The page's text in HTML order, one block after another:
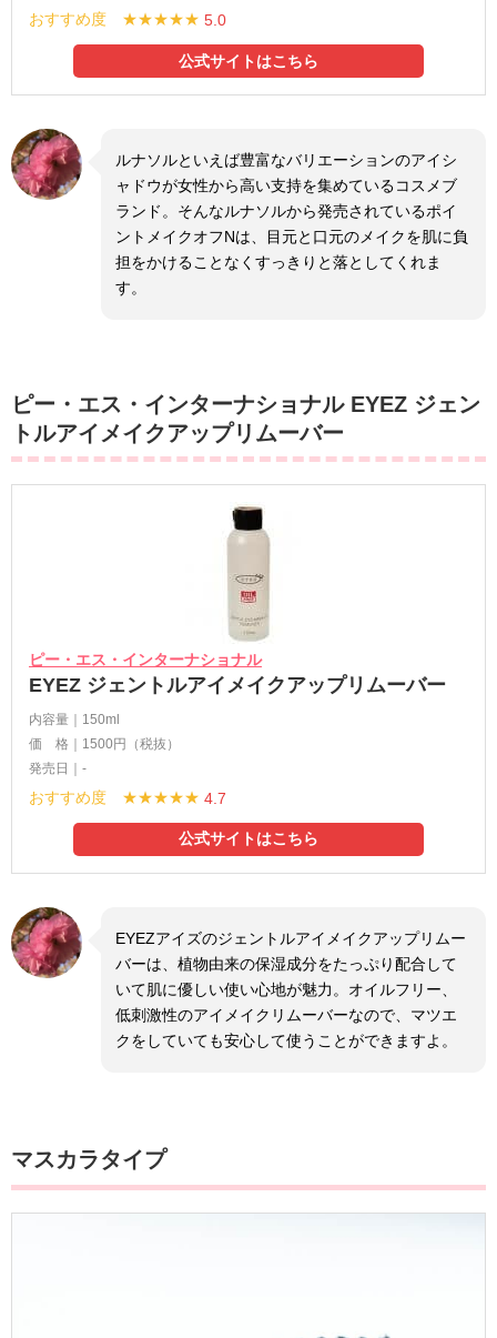
おすすめ度 ★★★★★ 5.0
公式サイトはこちら
ルナソルといえば豊富なバリエーションのアイシ
ャドウが女性から高い支持を集めているコスメブ
ランド。そんなルナソルから発売されているポイ
ントメイクオフNは、目元と口元のメイクを肌に負
担をかけることなくすっきりと落としてくれま
す。
ピー・エス・インターナショナル EYEZ ジェン
トルアイメイクアップリムーバー
ピー・エス・インターナショナル
EYEZ ジェントルアイメイクアップリムーバー
内容量｜150ml
価 格｜1500円（税抜）
発売日｜-
おすすめ度 ★★★★★ 4.7
公式サイトはこちら
EYEZアイズのジェントルアイメイクアップリムー
バーは、植物由来の保湿成分をたっぷり配合して
いて肌に優しい使い心地が魅力。オイルフリー、
低刺激性のアイメイクリムーバーなので、マツエ
クをしていても安心して使うことができますよ。
マスカラタイプ